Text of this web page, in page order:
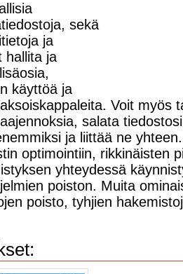
sekä
ja
hallita ja
käyttöä ja
Voit myös
salata
ja liittää ne
optimointiin, rikkinäisten
yhteydessä
poiston. Muita
poisto, tyhjien